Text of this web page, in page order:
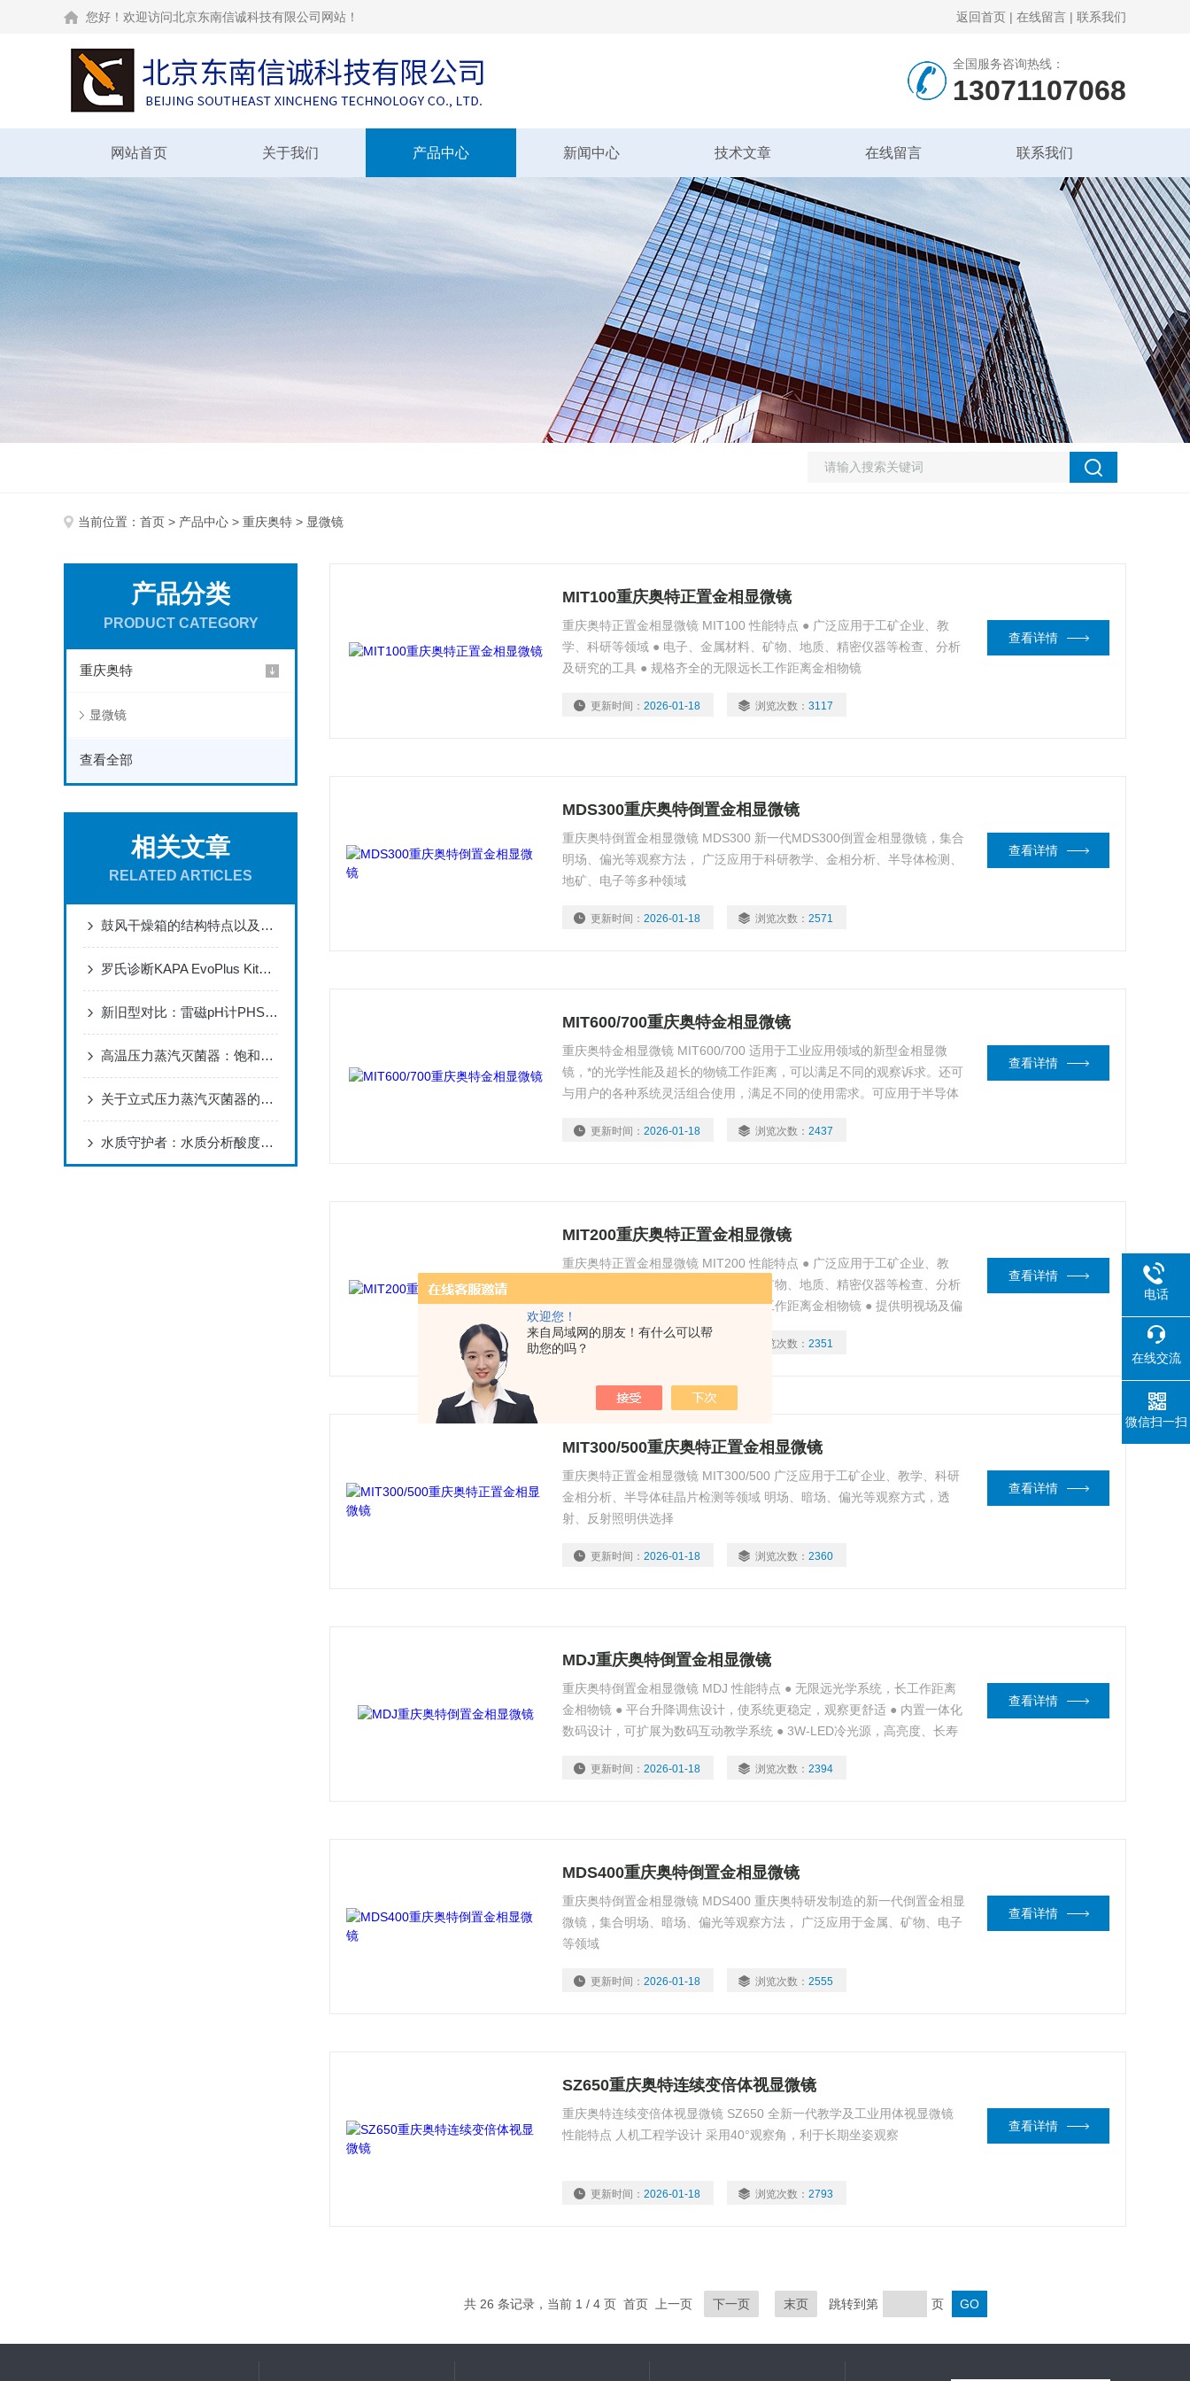
欢迎您！
来自局域网的朋友！有什么可以帮
助您的吗？
您好！欢迎访问北京东南信诚科技有限公司网站！ 返回首页 | 在线留言 | 联系我们
全国服务咨询热线：
13071107068
网站首页 关于我们 产品中心 新闻中心 技术文章 在线留言 联系我们
当前位置： 首页 > 产品中心 > 重庆奥特 > 显微镜
产品分类
PRODUCT CATEGORY
重庆奥特
显微镜
查看全部
相关文章
RELATED ARTICLES
鼓风干燥箱的结构特点以及结构区分
罗氏诊断KAPA EvoPlus Kit助力实现样本打断自动化
新旧型对比：雷磁pH计PHS-3C型升级了哪些性能
高温压力蒸汽灭菌器：饱和蒸汽穿透原理与脉动真空技术应用解析
关于立式压力蒸汽灭菌器的物理检测，你做对了吗？
水质守护者：水质分析酸度计的原理与应用
MIT100重庆奥特正置金相显微镜
重庆奥特正置金相显微镜 MIT100 性能特点 ● 广泛应用于工矿企业、教
学、科研等领域 ● 电子、金属材料、矿物、地质、精密仪器等检查、分析
及研究的工具 ● 规格齐全的无限远长工作距离金相物镜
更新时间：2026-01-18 浏览次数：3117
查看详情
MDS300重庆奥特倒置金相显微镜
重庆奥特倒置金相显微镜 MDS300 新一代MDS300倒置金相显微镜，集合
明场、偏光等观察方法， 广泛应用于科研教学、金相分析、半导体检测、
地矿、电子等多种领域
更新时间：2026-01-18 浏览次数：2571
查看详情
MIT600/700重庆奥特金相显微镜
重庆奥特金相显微镜 MIT600/700 适用于工业应用领域的新型金相显微
镜，*的光学性能及超长的物镜工作距离，可以满足不同的观察诉求。还可
与用户的各种系统灵活组合使用，满足不同的使用需求。可应用于半导体
更新时间：2026-01-18 浏览次数：2437
查看详情
MIT200重庆奥特正置金相显微镜
重庆奥特正置金相显微镜 MIT200 性能特点 ● 广泛应用于工矿企业、教
学、科研等领域 ● 电子、金属材料、矿物、地质、精密仪器等检查、分析
及研究的工具 ● 规格齐全的无限远长工作距离金相物镜 ● 提供明视场及偏
光观察方式
浏览次数：2351
查看详情
MIT300/500重庆奥特正置金相显微镜
重庆奥特正置金相显微镜 MIT300/500 广泛应用于工矿企业、教学、科研
金相分析、半导体硅晶片检测等领域 明场、暗场、偏光等观察方式，透
射、反射照明供选择
更新时间：2026-01-18 浏览次数：2360
查看详情
MDJ重庆奥特倒置金相显微镜
重庆奥特倒置金相显微镜 MDJ 性能特点 ● 无限远光学系统，长工作距离
金相物镜 ● 平台升降调焦设计，使系统更稳定，观察更舒适 ● 内置一体化
数码设计，可扩展为数码互动教学系统 ● 3W-LED冷光源，高亮度、长寿
更新时间：2026-01-18 浏览次数：2394
查看详情
MDS400重庆奥特倒置金相显微镜
重庆奥特倒置金相显微镜 MDS400 重庆奥特研发制造的新一代倒置金相显
微镜，集合明场、暗场、偏光等观察方法， 广泛应用于金属、矿物、电子
等领域
更新时间：2026-01-18 浏览次数：2555
查看详情
SZ650重庆奥特连续变倍体视显微镜
重庆奥特连续变倍体视显微镜 SZ650 全新一代教学及工业用体视显微镜
性能特点 人机工程学设计 采用40°观察角，利于长期坐姿观察
更新时间：2026-01-18 浏览次数：2793
查看详情
共 26 条记录，当前 1 / 4 页 首页 上一页 下一页 末页 跳转到第 页
电话
在线交流
微信扫一扫